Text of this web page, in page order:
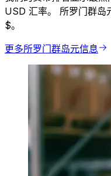
USD 汇率。 所罗门群岛
$。
更多所罗门群岛元信息